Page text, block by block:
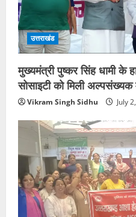
उत्तराखंड
मुख्यमंत्री पुष्कर सिंह धामी
सोसाइटी को मिली अल्पसंख्यक
Vikram Singh Sidhu July